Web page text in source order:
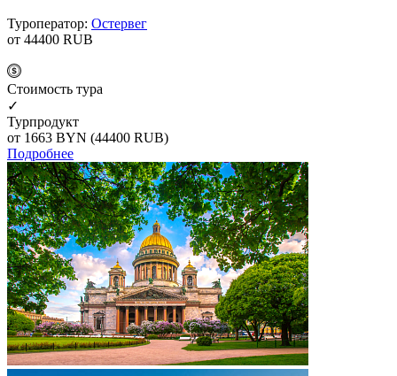
Туроператор: Остервег
от 44400 RUB
Cтоимость тура
✓
Турпродукт
от 1663 BYN (44400 RUB)
Подробнее